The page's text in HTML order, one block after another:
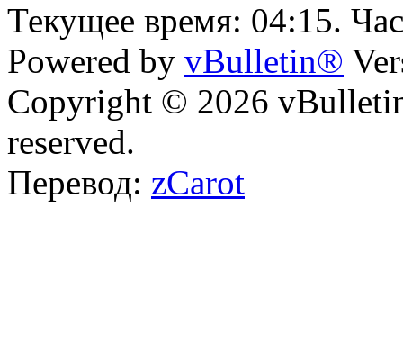
Текущее время: 04:15.
Powered by vBulletin®
Copyright © 2026
reserved.
Перевод: zCarot